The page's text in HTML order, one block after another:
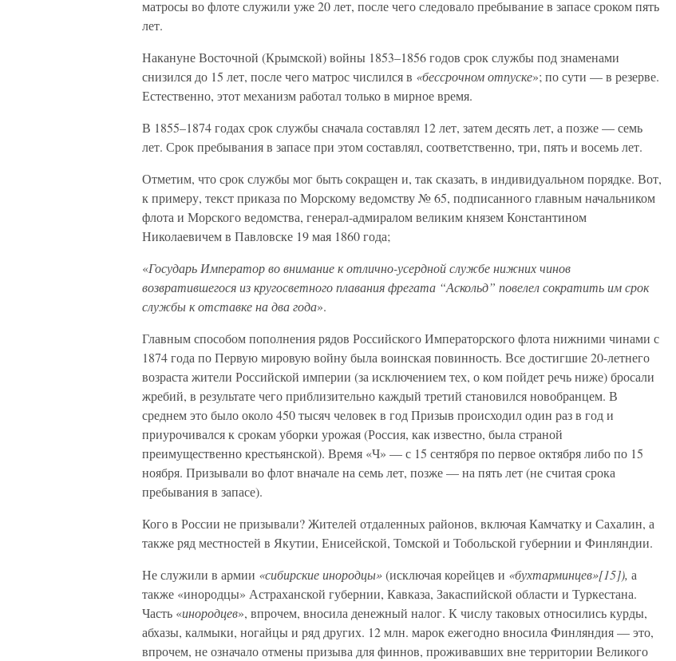
матросы во флоте служили уже 20 лет, после чего следовало пребывание в запасе сроком пять
лет.
Накануне Восточной (Крымской) войны 1853–1856 годов срок службы под знаменами
снизился до 15 лет, после чего матрос числился в «бессрочном отпуске»; по сути — в резерве.
Естественно, этот механизм работал только в мирное время.
В 1855–1874 годах срок службы сначала составлял 12 лет, затем десять лет, а позже — семь
лет. Срок пребывания в запасе при этом составлял, соответственно, три, пять и восемь лет.
Отметим, что срок службы мог быть сокращен и, так сказать, в индивидуальном порядке. Вот,
к примеру, текст приказа по Морскому ведомству № 65, подписанного главным начальником
флота и Морского ведомства, генерал-адмиралом великим князем Константином
Николаевичем в Павловске 19 мая 1860 года;
«Государь Император во внимание к отлично-усердной службе нижних чинов
возвратившегося из кругосветного плавания фрегата “Аскольд” повелел сократить им срок
службы к отставке на два года».
Главным способом пополнения рядов Российского Императорского флота нижними чинами с
1874 года по Первую мировую войну была воинская повинность. Все достигшие 20-летнего
возраста жители Российской империи (за исключением тех, о ком пойдет речь ниже) бросали
жребий, в результате чего приблизительно каждый третий становился новобранцем. В
среднем это было около 450 тысяч человек в год Призыв происходил один раз в год и
приурочивался к срокам уборки урожая (Россия, как известно, была страной
преимущественно крестьянской). Время «Ч» — с 15 сентября по первое октября либо по 15
ноября. Призывали во флот вначале на семь лет, позже — на пять лет (не считая срока
пребывания в запасе).
Кого в России не призывали? Жителей отдаленных районов, включая Камчатку и Сахалин, а
также ряд местностей в Якутии, Енисейской, Томской и Тобольской губернии и Финляндии.
Не служили в армии «сибирские инородцы»(исключая корейцев и «бухтарминцев»[15]), а
также «инородцы» Астраханской губернии, Кавказа, Закаспийской области и Туркестана.
Часть «инородцев», впрочем, вносила денежный налог. К числу таковых относились курды,
абхазы, калмыки, ногайцы и ряд других. 12 млн. марок ежегодно вносила Финляндия — это,
впрочем, не означало отмены призыва для финнов, проживавших вне территории Великого